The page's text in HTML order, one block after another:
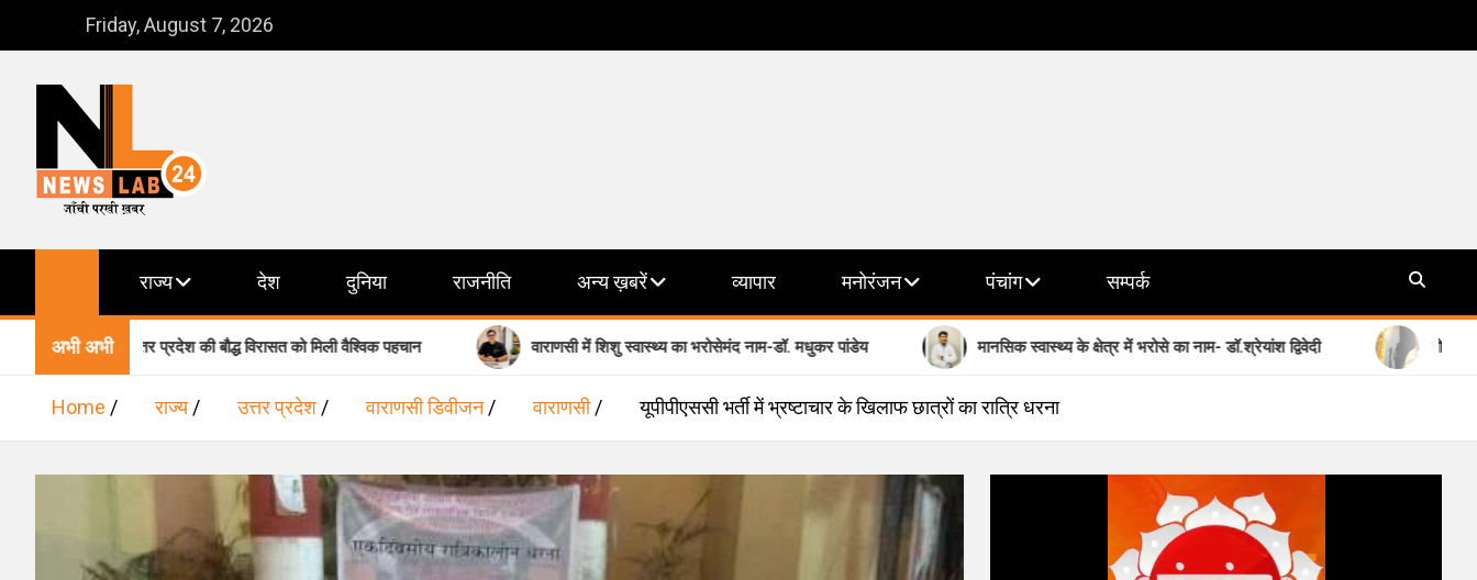
Friday, August 7, 2026
NewsLab24
राज्य देश दुनिया राजनीति अन्य ख़बरें व्यापार मनोरंजन पंचांग सम्पर्क
अभी अभी
उत्तर प्रदेश की बौद्ध विरासत को मिली वैश्विक पहचान वाराणसी में शिशु स्वास्थ्य का भरोसेमंद नाम-डॉ. मधुकर पांडेय मानसिक स्वास्थ्य के क्षेत्र में भरोसे का नाम- डॉ.श्रेयांश द्विवेदी योगी सरकार की मिशन
Home राज्य उत्तर प्रदेश वाराणसी डिवीजन वाराणसी यूपीपीएससी भर्ती में भ्रष्टाचार के खिलाफ छात्रों का रात्रि धरना